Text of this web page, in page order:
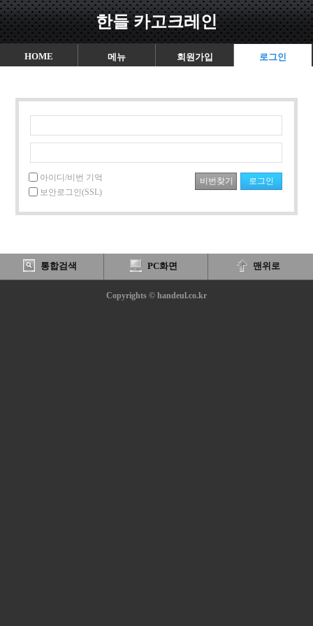
한들 카고크레인
HOME 메뉴 회원가입 로그인
아이디/비번 기억
보안로그인(SSL)
통합검색 PC화면 맨위로
Copyrights © handeul.co.kr